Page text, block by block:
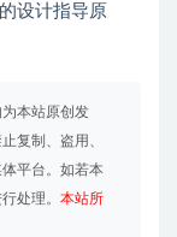
设计指导原
本站原创发
复制、盗用、
平台。如若本
处理。 本站所